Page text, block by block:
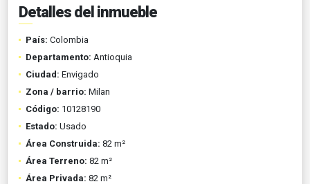
Detalles del inmueble
País: Colombia
Departamento: Antioquia
Ciudad: Envigado
Zona / barrio: Milan
Código: 10128190
Estado: Usado
Área Construida: 82 m²
Área Terreno: 82 m²
Área Privada: 82 m²